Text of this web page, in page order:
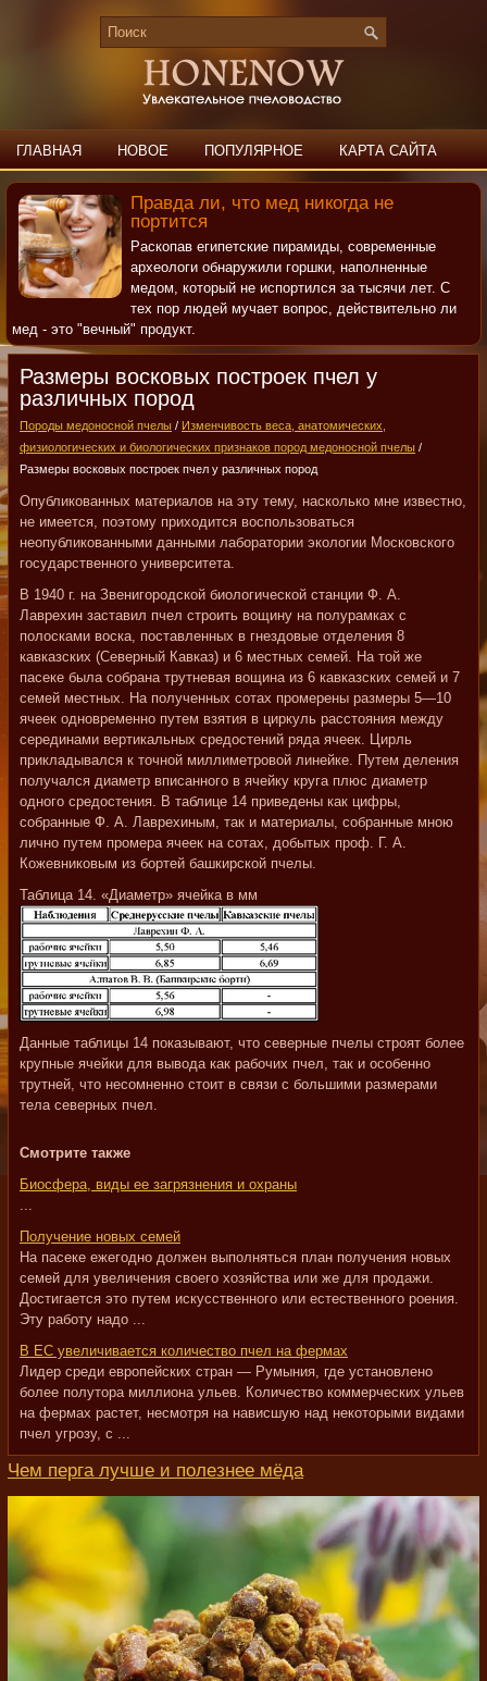
ГЛАВНАЯ НОВОЕ ПОПУЛЯРНОЕ КАРТА САЙТА
ПОИСК КОНТАКТЫ
Правда ли, что мед никогда не
портится
Раскопав египетские пирамиды, современные
археологи обнаружили горшки, наполненные
медом, который не испортился за тысячи лет. С
тех пор людей мучает вопрос, действительно ли
мед - это "вечный" продукт.
Размеры восковых построек пчел у
различных пород
Породы медоносной пчелы / Изменчивость веса, анатомических,
физиологических и биологических признаков пород медоносной пчелы /
Размеры восковых построек пчел у различных пород
Опубликованных материалов на эту тему, насколько мне известно,
не имеется, поэтому приходится воспользоваться
неопубликованными данными лаборатории экологии Московского
государственного университета.
В 1940 г. на Звенигородской биологической станции Ф. А.
Лаврехин заставил пчел строить вощину на полурамках с
полосками воска, поставленных в гнездовые отделения 8
кавказских (Северный Кавказ) и 6 местных семей. На той же
пасеке была собрана трутневая вощина из 6 кавказских семей и 7
семей местных. На полученных сотах промерены размеры 5—10
ячеек одновременно путем взятия в циркуль расстояния между
серединами вертикальных средостений ряда ячеек. Цирль
прикладывался к точной миллиметровой линейке. Путем деления
получался диаметр вписанного в ячейку круга плюс диаметр
одного средостения. В таблице 14 приведены как цифры,
собранные Ф. А. Лаврехиным, так и материалы, собранные мною
лично путем промера ячеек на сотах, добытых проф. Г. А.
Кожевниковым из бортей башкирской пчелы.
Таблица 14. «Диаметр» ячейка в мм
Данные таблицы 14 показывают, что северные пчелы строят более
крупные ячейки для вывода как рабочих пчел, так и особенно
трутней, что несомненно стоит в связи с большими размерами
тела северных пчел.
Смотрите также
Биосфера, виды ее загрязнения и охраны
...
Получение новых семей
На пасеке ежегодно должен выполняться план получения новых
семей для увеличения своего хозяйства или же для продажи.
Достигается это путем искусственного или естественного роения.
Эту работу надо ...
В ЕС увеличивается количество пчел на фермах
Лидер среди европейских стран — Румыния, где установлено
более полутора миллиона ульев. Количество коммерческих ульев
на фермах растет, несмотря на нависшую над некоторыми видами
пчел угрозу, с ...
Чем перга лучше и полезнее мёда